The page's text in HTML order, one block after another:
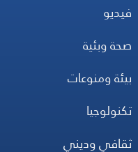
فيديو
صحة وبئية
بيئة ومنوعات
تكنولوجيا
ثقافي وديني